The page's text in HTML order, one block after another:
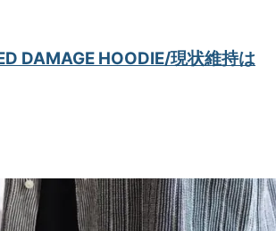
DAMAGE HOODIE/現状維持は